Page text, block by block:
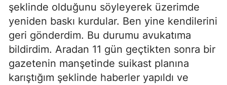
şeklinde olduğunu söyleyerek üzerimde
yeniden baskı kurdular. Ben yine kendilerini
geri gönderdim. Bu durumu avukatıma
bildirdim. Aradan 11 gün geçtikten sonra bir
gazetenin manşetinde suikast planına
karıştığım şeklinde haberler yapıldı ve